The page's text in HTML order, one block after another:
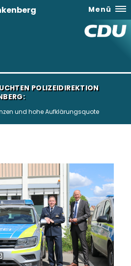
Menü
POLIZEIDIREKTION
und hohe Aufklärungsquote